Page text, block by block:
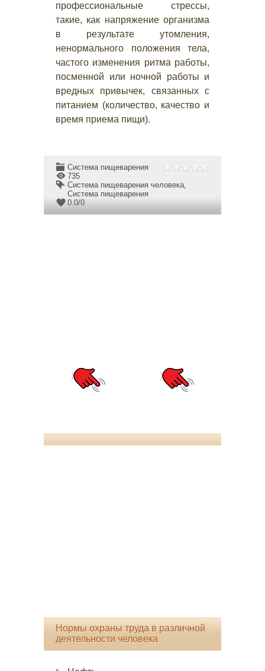
профессиональные стрессы,
такие, как напряжение организма
в результате утомления,
ненормального положения тела,
частого изменения ритма работы,
посменной или ночной работы и
вредных привычек, связанных с
питанием (количество, качество и
время приема пищи).
Система пищеварения
735
Система пищеварения человека,
Система пищеварения
0.0/0
Нормы охраны труда в различной
деятельности человека